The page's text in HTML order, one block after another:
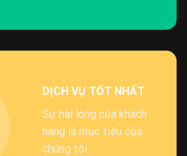
DỊCH VỤ TỐT NHẤT
Sự hài lòng của khách
hàng là mục tiêu của
chúng tôi